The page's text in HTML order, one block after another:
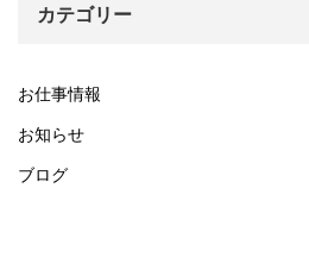
カテゴリー
お仕事情報
お知らせ
ブログ